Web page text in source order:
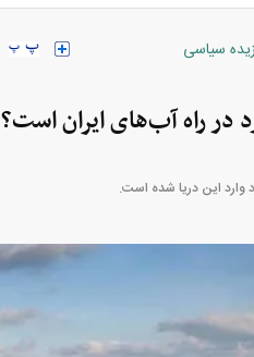
سیاسی
در راه آب‌های ایران است؟
وارد این دریا شده است.
+ جدول